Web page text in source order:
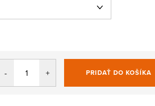
Jednotková
PRIDAŤ DO KOŠÍKA